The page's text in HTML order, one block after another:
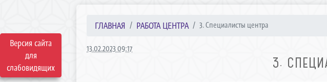
Версия сайта
для
слабовидящих
ГЛАВНАЯ РАБОТА ЦЕНТРА 3. Специалисты центра
13.02.2023 09:17
3.